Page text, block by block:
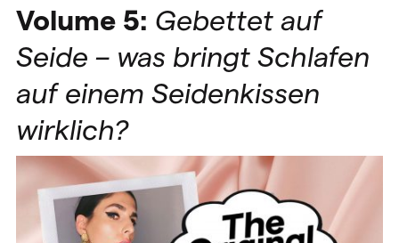
Volume 5: Gebettet auf
Seide – was bringt Schlafen
auf einem Seidenkissen
wirklich?